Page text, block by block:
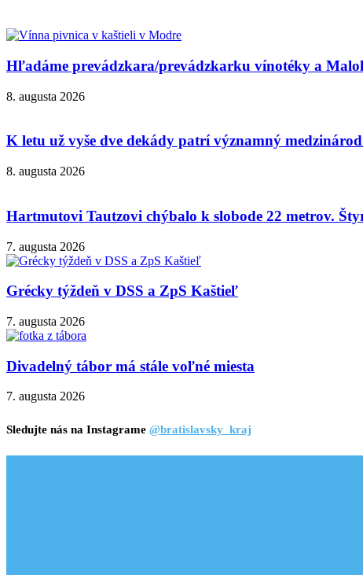
Hľadáme prevádzkara/prevádzkarku vínotéky a
8. augusta 2026
K letu už vyše dve dekády patrí významný
8. augusta 2026
Hartmutovi Tautzovi chýbalo k slobode 22 metrov.
7. augusta 2026
Grécky týždeň v DSS a ZpS Kaštieľ
7. augusta 2026
Divadelný tábor má stále voľné miesta
7. augusta 2026
Sledujte nás na Instagrame @bratislavsky_kraj